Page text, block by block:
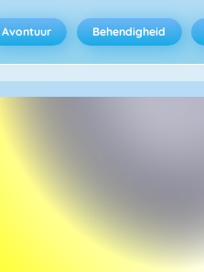
Avontuur Behendigheid